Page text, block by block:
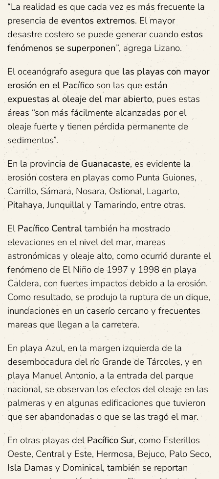
“La realidad es que cada vez es más frecuente la
presencia de eventos extremos. El mayor
desastre costero se puede generar cuandoestos
fenómenos se superponen”, agrega Lizano.
El oceanógrafo asegura que las playas con mayor
erosión en el Pacífico son las que están
expuestas al oleaje del mar abierto, pues estas
áreas “son más fácilmente alcanzadas por el
oleaje fuerte y tienen pérdida permanente de
sedimentos”.
En la provincia de Guanacaste, es evidente la
erosión costera en playas como Punta Guiones,
Carrillo, Sámara, Nosara, Ostional, Lagarto,
Pitahaya, Junquillal y Tamarindo, entre otras.
ElPacífico Centraltambién ha mostrado
elevaciones en el nivel del mar, mareas
astronómicas y oleaje alto, como ocurrió durante el
fenómeno de El Niño de 1997 y 1998 en playa
Caldera, con fuertes impactos debido a la erosión.
Como resultado, se produjo la ruptura de un dique,
inundaciones en un caserío cercano y frecuentes
mareas que llegan a la carretera.
En playa Azul, en la margen izquierda de la
desembocadura del río Grande de Tárcoles, y en
playa Manuel Antonio, a la entrada del parque
nacional, se observan los efectos del oleaje en las
palmeras y en algunas edificaciones que tuvieron
que ser abandonadas o que se las tragó el mar.
En otras playas delPacífico Sur, como Esterillos
Oeste, Central y Este, Hermosa, Bejuco, Palo Seco,
Isla Damas y Dominical, también se reportan